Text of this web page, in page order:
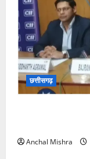
छत्तीसगढ़
Anchal Mishra